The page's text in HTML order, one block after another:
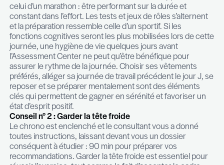
important et l’impact déterminant.
Nos 5 conseils pour s’y préparer.
Conseil n°1 : Une préparation mentale
L’effort fourni lors d’un Assessment Center
celui d’un marathon : être performant sur la
constant dans l’effort. Les tests et jeux de rôles
et la préparation ressemble celle d’un sportif. Si
fonctions cognitives seront les plus mobilisées
journée, une hygiène de vie quelques jours avant
l’Assessment Center ne peut qu’être bénéfique
assurer le rythme de la journée. Choisir ses
préférés, alléger sa journée de travail précédent